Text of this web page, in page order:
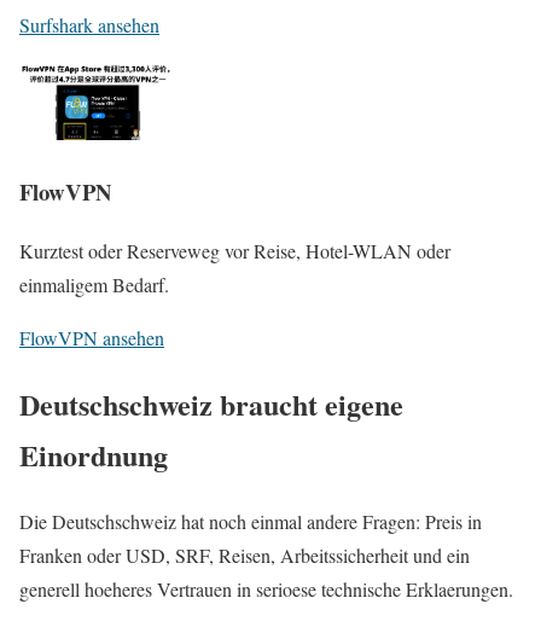
Surfshark ansehen
FlowVPN
Kurztest oder Reserveweg vor Reise, Hotel-WLAN oder
einmaligem Bedarf.
FlowVPN ansehen
Deutschschweiz braucht eigene
Einordnung
Die Deutschschweiz hat noch einmal andere Fragen: Preis in
Franken oder USD, SRF, Reisen, Arbeitssicherheit und ein
generell hoeheres Vertrauen in serioese technische Erklaerungen.